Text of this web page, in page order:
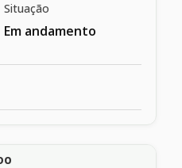
Situação
Em andamento